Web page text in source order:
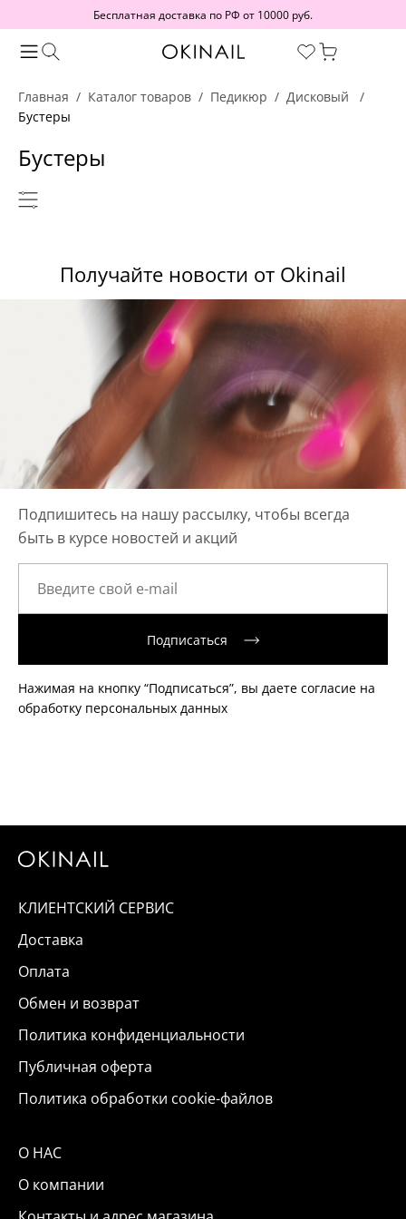
Бесплатная доставка по РФ от 10000 руб.
Главная Каталог товаров Педикюр
Дисковый
Бустеры
Бустеры
Получайте новости от Okinail
Подпишитесь на нашу рассылку, чтобы всегда
быть в курсе новостей и акций
Подписаться
Нажимая на кнопку “Подписаться”, вы даете согласие на
обработку персональных данных
КЛИЕНТСКИЙ СЕРВИС
Доставка
Оплата
Обмен и возврат
Политика конфиденциальности
Публичная оферта
Политика обработки cookie-файлов
О НАС
О компании